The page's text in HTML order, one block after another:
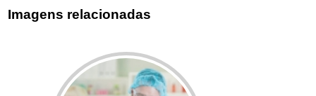
Imagens relacionadas